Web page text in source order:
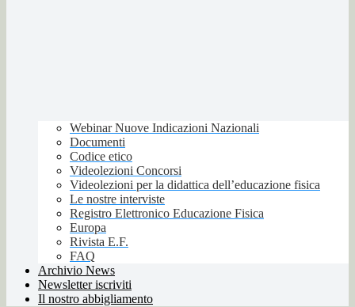
Webinar Nuove Indicazioni Nazionali
Documenti
Codice etico
Videolezioni Concorsi
Videolezioni per la didattica dell’educazione fisica
Le nostre interviste
Registro Elettronico Educazione Fisica
Europa
Rivista E.F.
FAQ
Archivio News
Newsletter iscriviti
Il nostro abbigliamento